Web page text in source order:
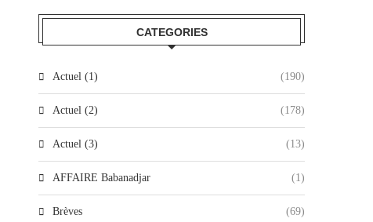
CATEGORIES
Actuel (1) (190)
Actuel (2) (178)
Actuel (3) (13)
AFFAIRE Babanadjar (1)
Brèves (69)